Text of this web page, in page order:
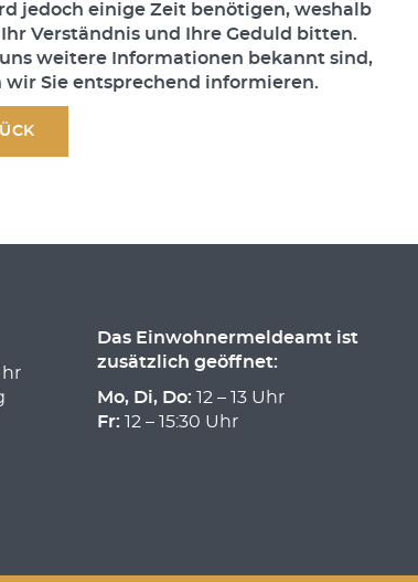
jedoch einige Zeit benötigen, weshalb
Verständnis und Ihre Geduld bitten.
weitere Informationen bekannt sind,
wir Sie entsprechend informieren.
Das Einwohnermeldeamt ist
zusätzlich geöffnet:
Mo, Di, Do: 12 – 13 Uhr
Fr: 12 – 15:30 Uhr